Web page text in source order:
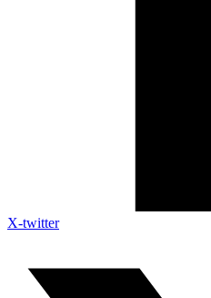
X-twitter